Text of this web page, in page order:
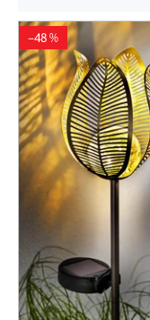
Výpis produktů
–48 %